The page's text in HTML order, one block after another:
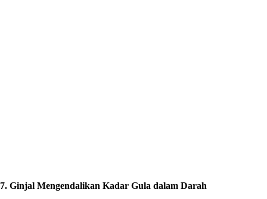
7. Ginjal Mengendalikan Kadar Gula dalam Darah